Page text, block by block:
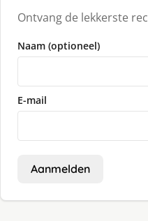
Ontvang de lekkerste
Naam (optioneel)
E-mail
Aanmelden